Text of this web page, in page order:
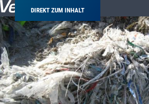
DIREKT ZUM INHALT
Pfadnavigation